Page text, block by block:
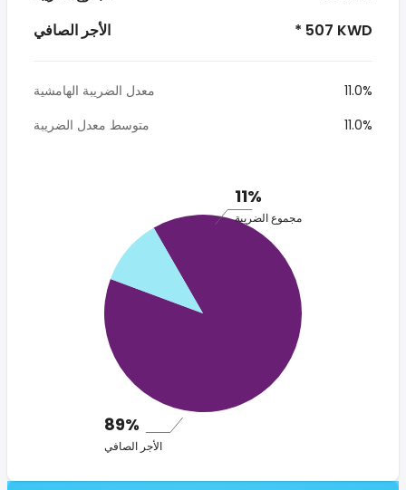
الأجر الصافي * 507 KWD
معدل الضريبة الهامشية
11.0%
متوسط معدل الضريبة
11.0%
11%
مجموع الضريبة
89%
الأجر الصافي